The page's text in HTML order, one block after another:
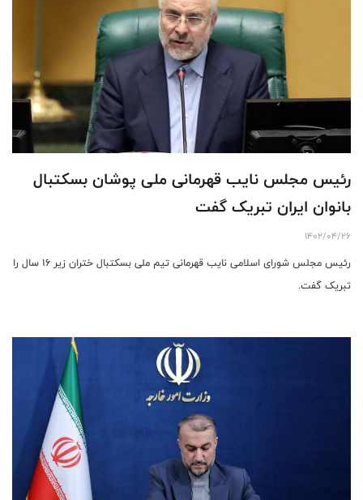
رئیس مجلس نایب قهرمانی ملی پوشان بسکتبال
بانوان ایران تبریک گفت
1402/04/26
رئیس مجلس شورای اسلامی نایب قهرمانی تیم ملی بسکتبال ختران زیر ۱۶ سال را
تبریک گفت.